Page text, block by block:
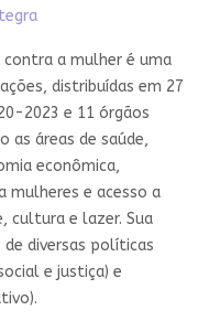
a mulher é uma
distribuídas em 27
2023 e 11 órgãos
as áreas de saúde,
econômica,
e acesso a
cultura e lazer. Sua
diversas políticas
e justiça) e